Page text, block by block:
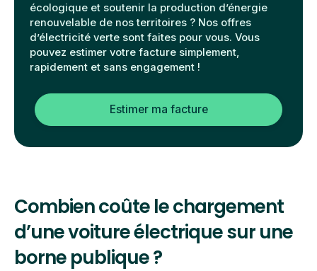
écologique et soutenir la production d’énergie
renouvelable de nos territoires ? Nos offres
d’électricité verte sont faites pour vous. Vous
pouvez estimer votre facture simplement,
rapidement et sans engagement !
Estimer ma facture
Combien coûte le chargement
d’une voiture électrique sur une
borne publique ?